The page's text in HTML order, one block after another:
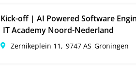
Kick-off | AI Powered Software
IT Academy Noord-Nederland
Zernikeplein 11, 9747 AS Groningen